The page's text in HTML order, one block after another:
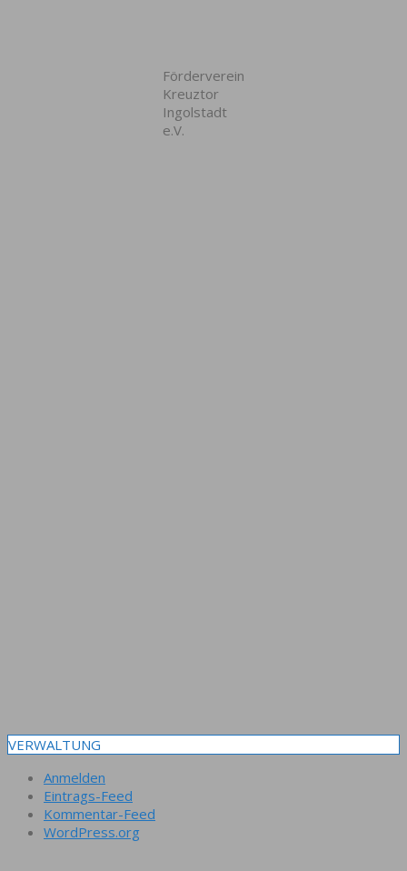
Förderverein
Kreuztor
Ingolstadt
e.V.
VERWALTUNG
Anmelden
Eintrags-Feed
Kommentar-Feed
WordPress.org